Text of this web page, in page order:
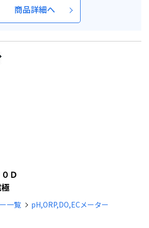
商品詳細へ
Ｄ
一覧
pH,ORP,DO,ECメーター